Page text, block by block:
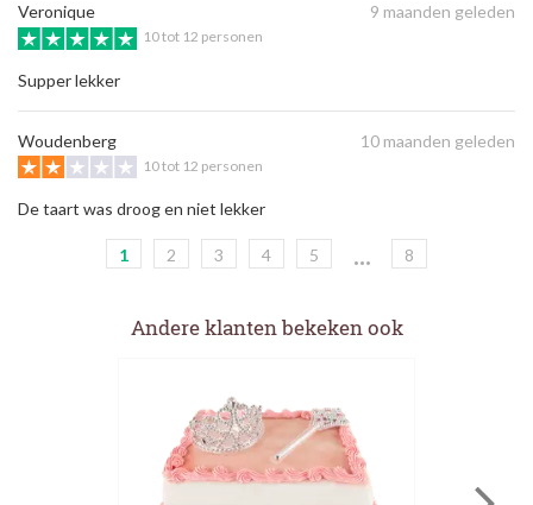
Veronique 9 maanden geleden
10 tot 12 personen
Supper lekker
Woudenberg 10 maanden geleden
10 tot 12 personen
De taart was droog en niet lekker
1 2 3 4 5 ... 8
Andere klanten bekeken ook